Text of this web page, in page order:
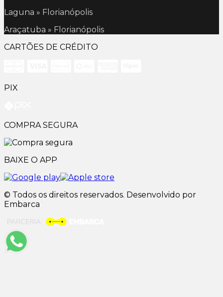
Laguna » Florianópolis
Araçatuba » Florianópolis
CARTÕES DE CRÉDITO
PIX
COMPRA SEGURA
BAIXE O APP
© Todos os direitos reservados. Desenvolvido por
Embarca